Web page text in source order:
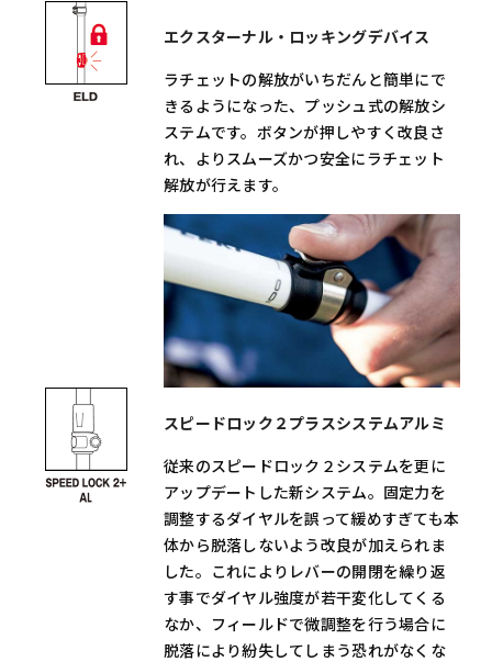
エクスターナル・ロッキングデバイス
ラチェットの解放がいちだんと簡単にで
きるようになった、プッシュ式の解放シ
ステムです。ボタンが押しやすく改良さ
れ、よりスムーズかつ安全にラチェット
解放が行えます。
スピードロック２プラスシステムアルミ
従来のスピードロック２システムを更に
アップデートした新システム。固定力を
調整するダイヤルを誤って緩めすぎても本
体から脱落しないよう改良が加えられま
した。これによりレバーの開閉を繰り返
す事でダイヤル強度が若干変化してくる
なか、フィールドで微調整を行う場合に
脱落により紛失してしまう恐れがなくな